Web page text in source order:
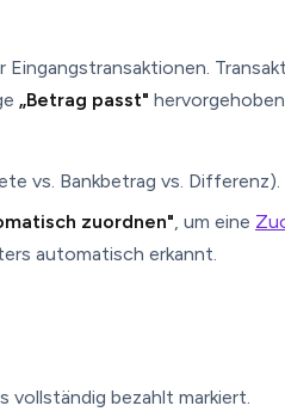
„Betrag passt"
vs. Bankbetrag vs. Differenz).
zuordnen", um eine
automatisch erkannt.
vollständig bezahlt markiert.